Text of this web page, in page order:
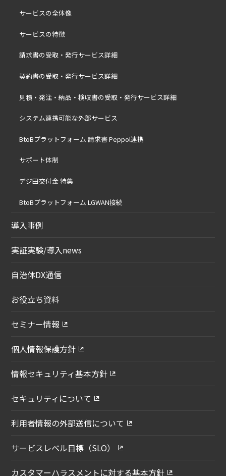
サービスの全体像
サービスの特徴
請求書の受取・発行サービス詳細
契約書の受取・発行サービス詳細
見積・発注・納品・検収書の受取・発行サービス詳細
システム連携可能な外部サービス
BtoBプラットフォーム 請求書 Peppol連携
サポート体制
デジ田交付金 特集
BtoBプラットフォーム LGWAN接続
導入事例
実証実験/導入news
自治体DX通信
お役立ち資料
セミナー情報
個人情報保護方針
情報セキュリティ基本方針
セキュリティについて
利用者情報の外部送信について
サービスレベル目標（SLO）
カスタマーハラスメントに対する基本方針